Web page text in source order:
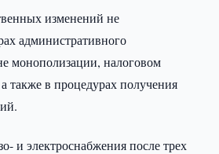
изменений не
административного
монополизации, налоговом
также в процедурах получения
и электроснабжения после трех